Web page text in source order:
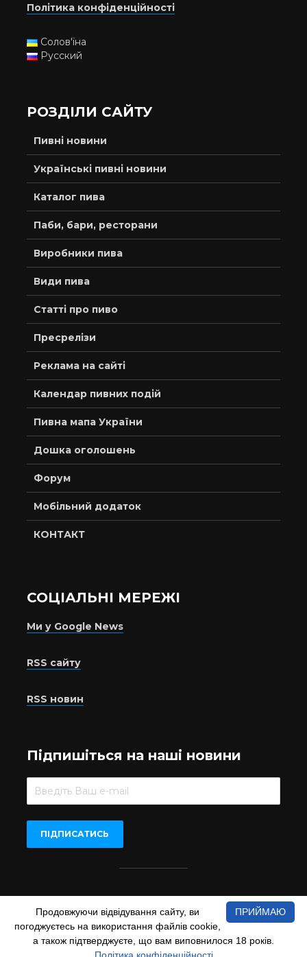
Політика конфіденційності
Солов'їна
Русский
РОЗДІЛИ САЙТУ
Пивні новини
Українські пивні новини
Каталог пива
Паби, бари, ресторани
Виробники пива
Види пива
Статті про пиво
Пресрелізи
Реклама на сайті
Календар пивних подій
Пивна мапа України
Дошка оголошень
Форум
Мобільний додаток
КОНТАКТ
СОЦІАЛЬНІ МЕРЕЖІ
Ми у Google News
RSS сайту
RSS новин
Підпишіться на наші новини
Beer.UA © 2016-2022
При копіюванні матеріалів з сайту обов'язкове пряме
відкрите для пошукових систем гіперпосилання на сайт
www.beer.ua
ПРИЙМАЮ
Продовжуючи відвідування сайту, ви
погоджуєтесь на використання файлів cookie,
а також підтверджуєте, що вам виповнилося 18 років.